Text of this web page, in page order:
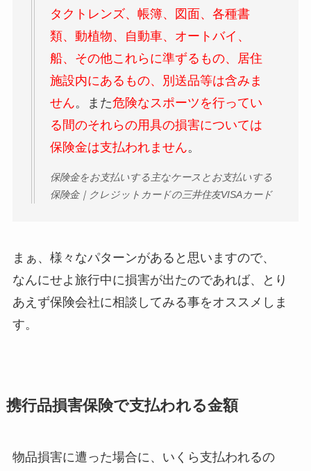
タクトレンズ、帳簿、図面、各種書
類、動植物、自動車、オートバイ、
船、その他これらに準ずるもの、居住
施設内にあるもの、別送品等は含みま
せん。また危険なスポーツを行ってい
る間のそれらの用具の損害については
保険金は支払われません。
保険金をお支払いする主なケースとお支払いする
保険金｜クレジットカードの三井住友VISAカード
まぁ、様々なパターンがあると思いますので、
なんにせよ旅行中に損害が出たのであれば、とり
あえず保険会社に相談してみる事をオススメしま
す。
携行品損害保険で支払われる金額
物品損害に遭った場合に、いくら支払われるの